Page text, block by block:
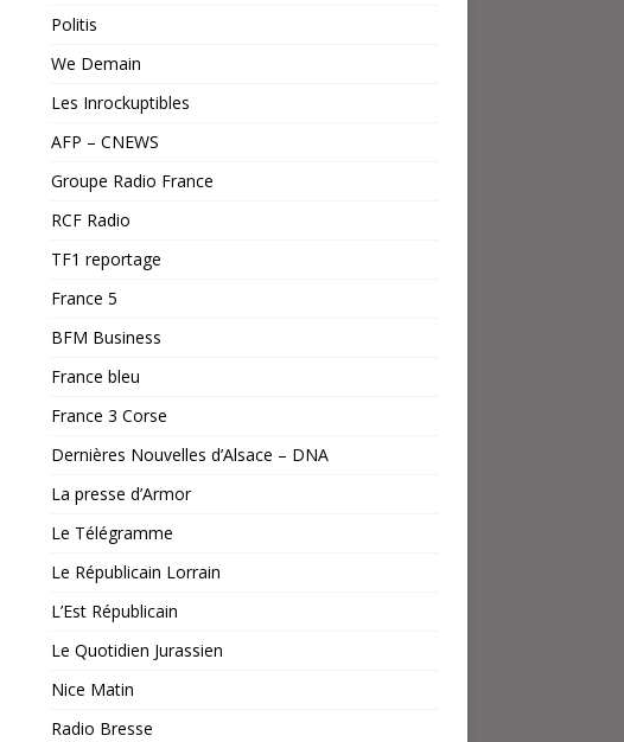
Politis
We Demain
Les Inrockuptibles
AFP – CNEWS
Groupe Radio France
RCF Radio
TF1 reportage
France 5
BFM Business
France bleu
France 3 Corse
Dernières Nouvelles d’Alsace – DNA
La presse d’Armor
Le Télégramme
Le Républicain Lorrain
L’Est Républicain
Le Quotidien Jurassien
Nice Matin
Radio Bresse